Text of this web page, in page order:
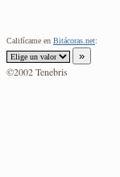
Califícame en Bitácoras.net:
©2002 Tenebris